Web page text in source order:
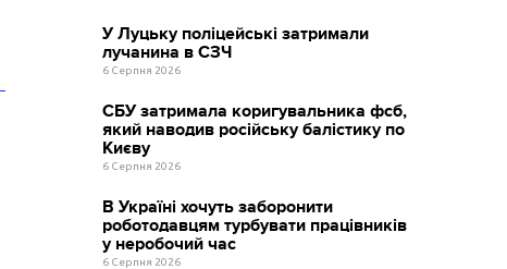
У Луцьку поліцейські затримали
лучанина в СЗЧ
6 Серпня 2026
СБУ затримала коригувальника фсб,
який наводив російську балістику по
Києву
6 Серпня 2026
В Україні хочуть заборонити
роботодавцям турбувати працівників
у неробочий час
6 Серпня 2026